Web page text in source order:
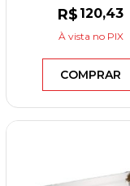
R$ 120,43
À vista no PIX
COMPRAR